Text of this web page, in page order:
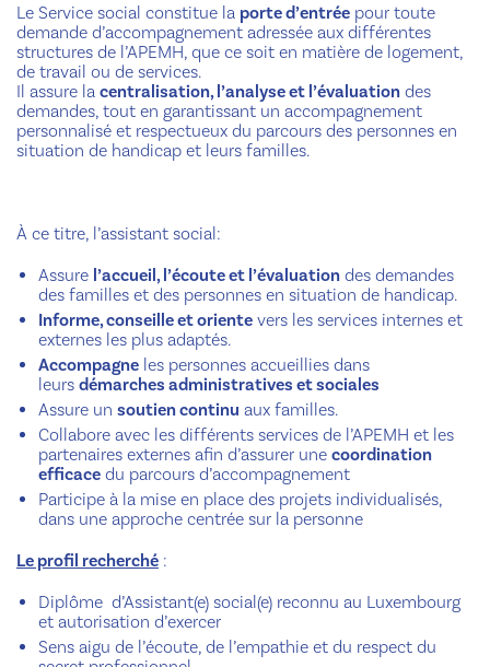
Le Service social constitue la porte d’entrée pour toute
demande d’accompagnement adressée aux différentes
structures de l’APEMH, que ce soit en matière de logement,
de travail ou de services.
Il assure la centralisation, l’analyse et l’évaluation des
demandes, tout en garantissant un accompagnement
personnalisé et respectueux du parcours des personnes en
situation de handicap et leurs familles.
À ce titre, l’assistant social:
Assure l’accueil, l’écoute et l’évaluation des demandes
des familles et des personnes en situation de handicap.
Informe, conseille et oriente vers les services internes et
externes les plus adaptés.
Accompagne les personnes accueillies dans
leurs démarches administratives et sociales
Assure un soutien continu aux familles.
Collabore avec les différents services de l’APEMH et les
partenaires externes afin d’assurer une coordination
efficace du parcours d’accompagnement
Participe à la mise en place des projets individualisés,
dans une approche centrée sur la personne
Le profil recherché :
Diplôme d’Assistant(e) social(e) reconnu au Luxembourg
et autorisation d’exercer
Sens aigu de l’écoute, de l’empathie et du respect du